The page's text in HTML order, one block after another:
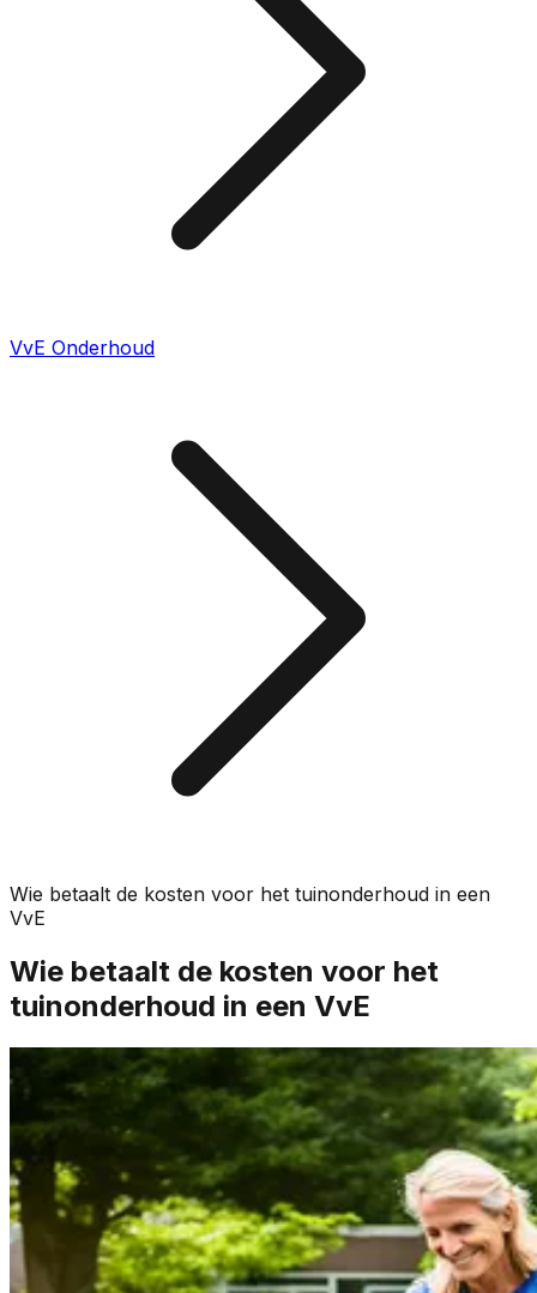
VvE Onderhoud
Wie betaalt de kosten voor het tuinonderhoud in een
VvE
Wie betaalt de kosten voor het
tuinonderhoud in een VvE